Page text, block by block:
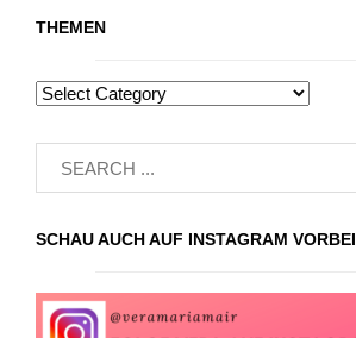
THEMEN
SCHAU AUCH AUF INSTAGRAM VORBEI